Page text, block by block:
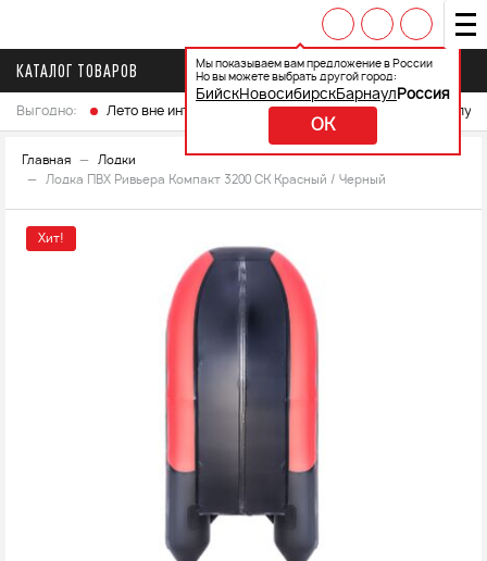
Мы показываем вам предложение в России
Но вы можете выбрать другой город:
БийскНовосибирскБарнаул Россия
OK
КАТАЛОГ ТОВАРОВ
Выгодно: Лето вне интренета Выберите свой мотоцикл и
Главная
Лодки
Лодка ПВХ Ривьера Компакт 3200 СК Красный / Черный
Хит!